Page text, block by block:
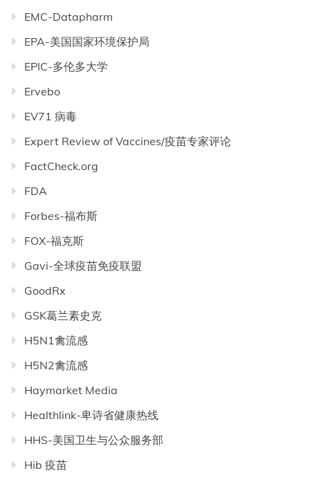
EMC-Datapharm
EPA-美国国家环境保护局
EPIC-多伦多大学
Ervebo
EV71 病毒
Expert Review of Vaccines/疫苗专家评论
FactCheck.org
FDA
Forbes-福布斯
FOX-福克斯
Gavi-全球疫苗免疫联盟
GoodRx
GSK葛兰素史克
H5N1禽流感
H5N2禽流感
Haymarket Media
Healthlink-卑诗省健康热线
HHS-美国卫生与公众服务部
Hib 疫苗